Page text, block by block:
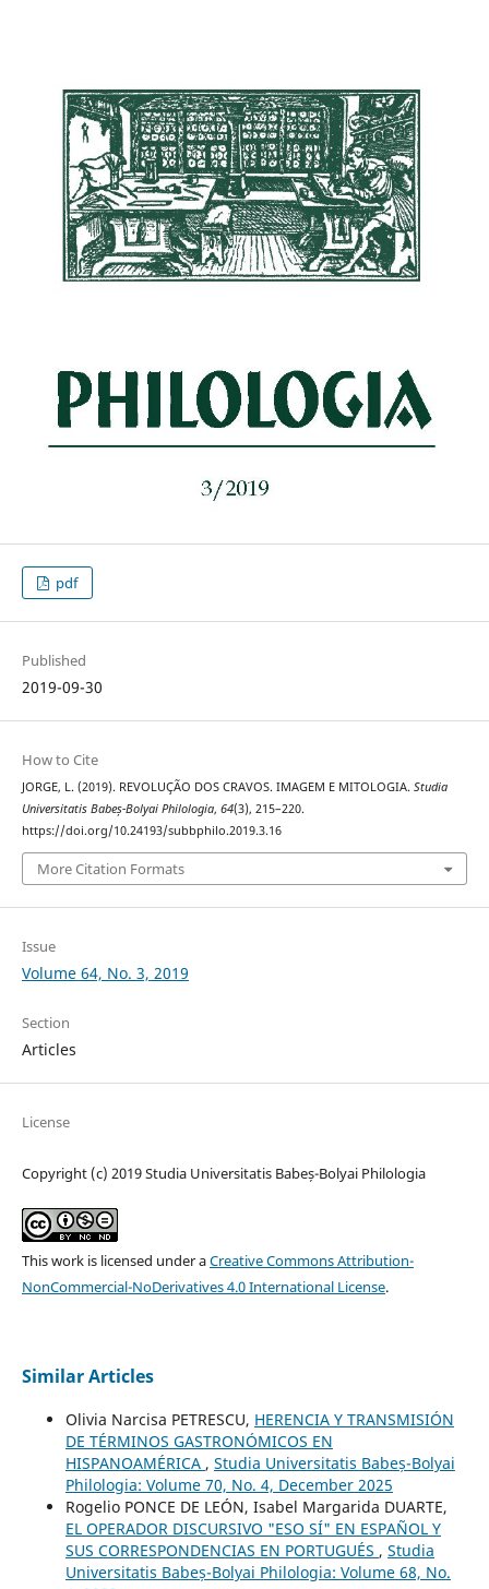
pdf
Published
2019-09-30
How to Cite
JORGE, L. (2019). REVOLUÇÃO DOS CRAVOS. IMAGEM E MITOLOGIA. Studia
Universitatis Babeș-Bolyai Philologia, 64(3), 215–220.
https://doi.org/10.24193/subbphilo.2019.3.16
More Citation Formats
Issue
Volume 64, No. 3, 2019
Section
Articles
License
Copyright (c) 2019 Studia Universitatis Babeș-Bolyai Philologia
This work is licensed under aCreative Commons Attribution-
NonCommercial-NoDerivatives 4.0 International License.
Similar Articles
Olivia Narcisa PETRESCU, HERENCIA Y TRANSMISIÓN
DE TÉRMINOS GASTRONÓMICOS EN
HISPANOAMÉRICA , Studia Universitatis Babeș-Bolyai
Philologia: Volume 70, No. 4, December 2025
Rogelio PONCE DE LEÓN, Isabel Margarida DUARTE,
EL OPERADOR DISCURSIVO "ESO SÍ" EN ESPAÑOL Y
SUS CORRESPONDENCIAS EN PORTUGUÉS , Studia
Universitatis Babeș-Bolyai Philologia: Volume 68, No.